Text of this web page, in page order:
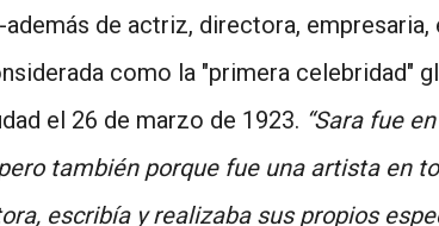
además de actriz, directora,
como la "primera celebridad"
el 26 de marzo de 1923. “Sara fue
también porque fue una artista en
escribía y realizaba sus propios